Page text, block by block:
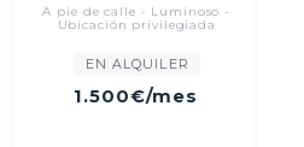
A pie de calle - Luminoso -
Ubicación privilegiada
EN ALQUILER
1.500€/mes